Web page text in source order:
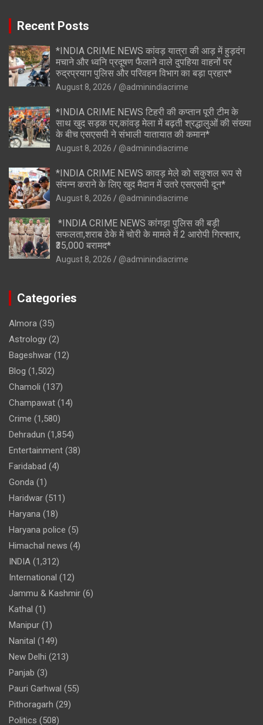
Recent Posts
*INDIA CRIME NEWS कांवड़ यात्रा की आड़ में हुड़दंग
मचाने और ध्वनि प्रदूषण फैलाने वाले दुपहिया वाहनों पर
रुद्रप्रयाग पुलिस और परिवहन विभाग का बड़ा प्रहार*
August 8, 2026 @adminindiacrime
*INDIA CRIME NEWS टिहरी की कप्तान पूरी टीम के
साथ खुद सड़क पर,कांवड़ मेला में बढ़ती श्रद्धालुओं की संख्या
के बीच एसएसपी ने संभाली यातायात की कमान*
August 8, 2026 @adminindiacrime
*INDIA CRIME NEWS कावड़ मेले को सकुशल रूप से
संपन्न कराने के लिए खुद मैदान में उतरे एसएसपी दून*
August 8, 2026 @adminindiacrime
*INDIA CRIME NEWS कांगड़ा पुलिस की बड़ी
सफलता,शराब ठेके में चोरी के मामले में 2 आरोपी गिरफ्तार,
₹35,000 बरामद*
August 8, 2026 @adminindiacrime
Categories
Almora (35)
Astrology (2)
Bageshwar (12)
Blog (1,502)
Chamoli (137)
Champawat (14)
Crime (1,580)
Dehradun (1,854)
Entertainment (38)
Faridabad (4)
Gonda (1)
Haridwar (511)
Haryana (18)
Haryana police (5)
Himachal news (4)
INDIA (1,312)
International (12)
Jammu & Kashmir (6)
Kathal (1)
Manipur (1)
Nanital (149)
New Delhi (213)
Panjab (3)
Pauri Garhwal (55)
Pithoragarh (29)
Politics (508)